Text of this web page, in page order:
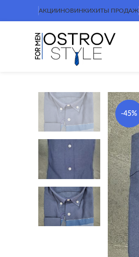
АКЦИИНОВИНКИХИТЫ ПРОДАЖ
-45%